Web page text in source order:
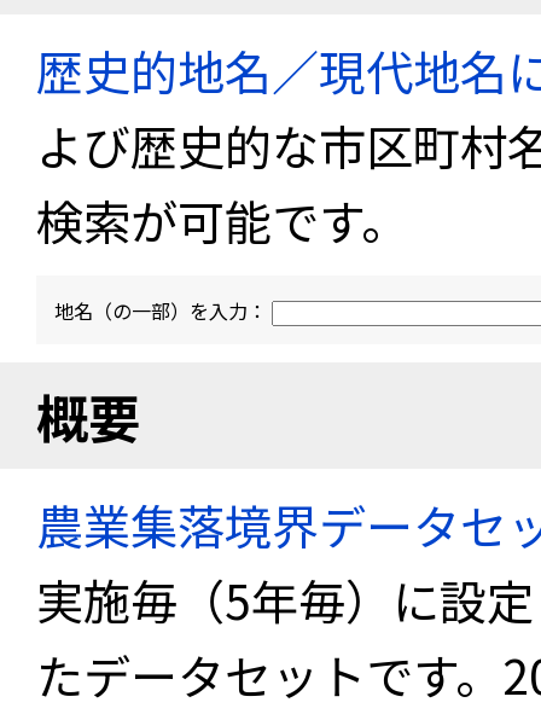
歴史的地名／現代地名
よび歴史的な市区町村
検索が可能です。
地名（の一部）を入力：
概要
農業集落境界データセ
実施毎（5年毎）に設
たデータセットです。